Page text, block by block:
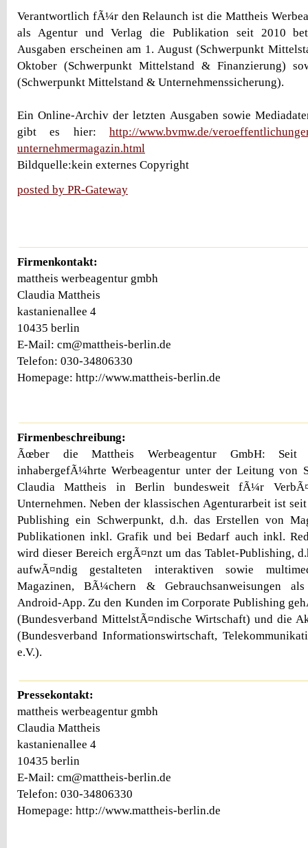
Verantwortlich fÃ¼r den Relaunch ist die Mattheis
als Agentur und Verlag die Publikation seit 2010
Ausgaben erscheinen am 1. August (Schwerpunkt
Oktober (Schwerpunkt Mittelstand & Finanzierung)
(Schwerpunkt Mittelstand & Unternehmenssicherung).
Ein Online-Archiv der letzten Ausgaben sowie
gibt es hier: http://www.bvmw.de/
unternehmermagazin.html
Bildquelle:kein externes Copyright
posted by PR-Gateway
Firmenkontakt:
mattheis werbeagentur gmbh
Claudia Mattheis
kastanienallee 4
10435 berlin
E-Mail: cm@mattheis-berlin.de
Telefon: 030-34806330
Homepage: http://www.mattheis-berlin.de
Firmenbeschreibung:
Ãœber die Mattheis Werbeagentur GmbH:
inhabergefÃ¼hrte Werbeagentur unter der Leitung von
Claudia Mattheis in Berlin bundesweit fÃ¼r
Unternehmen. Neben der klassischen Agenturarbeit ist
Publishing ein Schwerpunkt, d.h. das Erstellen von
Publikationen inkl. Grafik und bei Bedarf auch inkl.
wird dieser Bereich ergÃ¤nzt um das Tablet-Publishing,
aufwÃ¤ndig gestalteten interaktiven sowie
Magazinen, BÃ¼chern & Gebrauchsanweisungen
Android-App. Zu den Kunden im Corporate Publishing
(Bundesverband MittelstÃ¤ndische Wirtschaft) und die
(Bundesverband Informationswirtschaft,
e.V.).
Pressekontakt:
mattheis werbeagentur gmbh
Claudia Mattheis
kastanienallee 4
10435 berlin
E-Mail: cm@mattheis-berlin.de
Telefon: 030-34806330
Homepage: http://www.mattheis-berlin.de